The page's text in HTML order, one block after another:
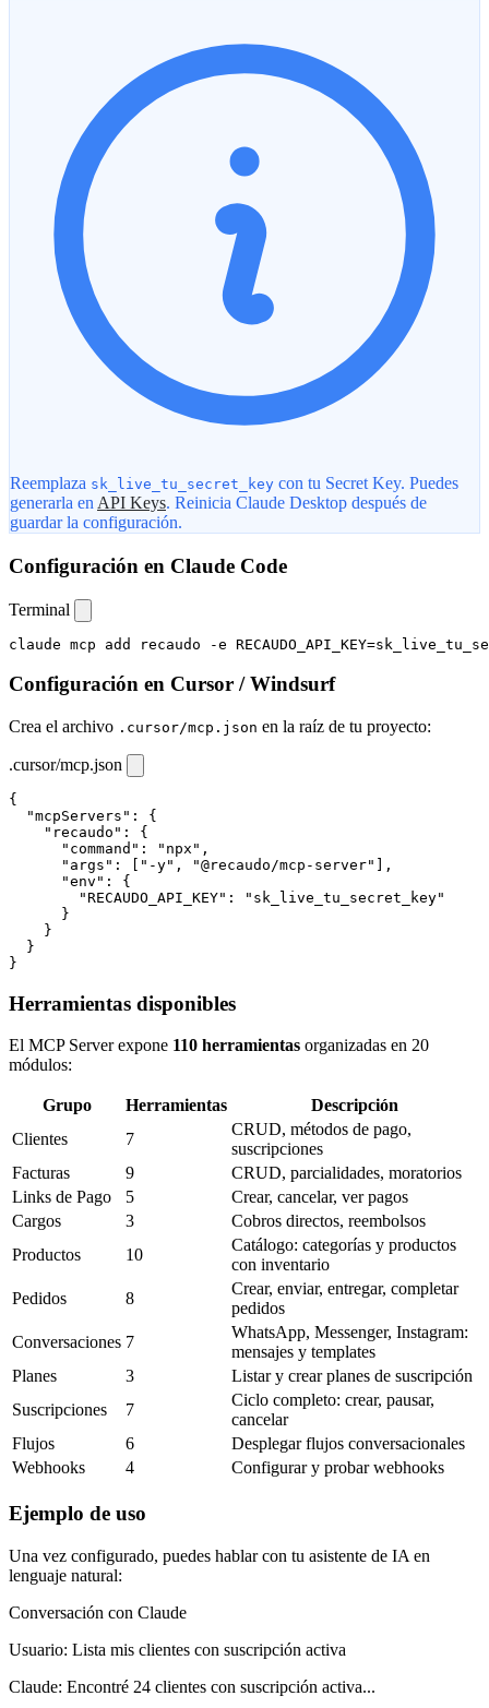
Reemplaza sk_live_tu_secret_key con tu Secret Key. Puedes
generarla en API Keys. Reinicia Claude Desktop después de
guardar la configuración.
Configuración en Claude Code
Terminal
claude mcp add recaudo -e
Configuración en Cursor / Windsurf
Crea el archivo .cursor/mcp.json en la raíz de tu proyecto:
.cursor/mcp.json
{
  "mcpServers": {
    "recaudo": {
      "command": "npx",
      "args": ["-y", "@recaudo/mcp-server"],
      "env": {
        "RECAUDO_API_KEY": "sk_live_tu_secret_key"
      }
    }
  }
}
Herramientas disponibles
El MCP Server expone 110 herramientas organizadas en 20
módulos:
Grupo Herramientas
Descripción
Clientes
7
CRUD, métodos de pago,
suscripciones
Facturas
9
CRUD, parcialidades, moratorios
Links de Pago
5
Crear, cancelar, ver pagos
Cargos
3
Cobros directos, reembolsos
Productos
10
Catálogo: categorías y productos
con inventario
Pedidos
8
Crear, enviar, entregar, completar
pedidos
Conversaciones 7
WhatsApp, Messenger, Instagram:
mensajes y templates
Planes
3
Listar y crear planes de suscripción
Suscripciones
7
Ciclo completo: crear, pausar,
cancelar
Flujos
6
Desplegar flujos conversacionales
Webhooks
4 Configurar y probar webhooks
Ejemplo de uso
Una vez configurado, puedes hablar con tu asistente de IA en
lenguaje natural:
Conversación con Claude
Usuario: Lista mis clientes con suscripción activa
Claude: Encontré 24 clientes con suscripción activa...